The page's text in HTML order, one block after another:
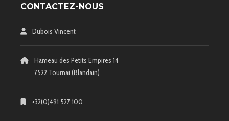
CONTACTEZ-NOUS
Dubois Vincent
Hameau des Petits Empires 14
7522 Tournai (Blandain)
+32(0)491 527 100